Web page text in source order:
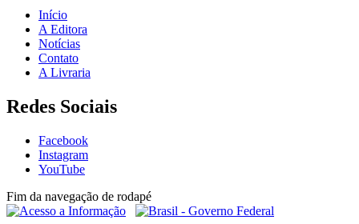
Início
A Editora
Notícias
Contato
A Livraria
Redes Sociais
Facebook
Instagram
YouTube
Fim da navegação de rodapé